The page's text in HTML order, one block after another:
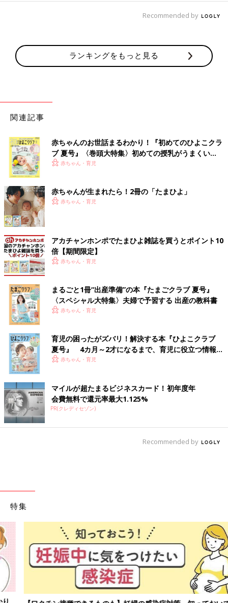
Recommended by
ランキングをもっと見る
関連記事
赤ちゃんのお世話まるわかり！『初めてのひよこクラ
ブ 夏号』〈巻頭大特集〉初めての授乳がうまくい
く！ おっぱい・ミルクの基本と夏のトラブル 解決テ
赤ちゃん・育児
赤ちゃんが生まれたら！2冊の「たまひよ」
赤ちゃん・育児
アカチャンホンポでたまひよ雑誌を買うとポイント10
倍【期間限定】
赤ちゃん・育児
まるごと1冊“出産準備”の本『たまごクラブ 夏号』
〈スペシャル大特集〉夫婦で予習する 出産の教科書
赤ちゃん・育児
育児の困ったがズバリ！解決する本『ひよこクラブ
夏号』 4カ月～2才になるまで、育児に役立つ情報が
いっぱい！
赤ちゃん・育児
マイルが超たまるビジネスカード！初年度年
会費無料で還元率最大1.125%
PR(クレディセゾン)
Recommended by
特集